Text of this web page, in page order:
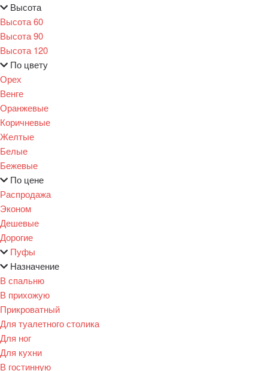
Высота
Высота 60
Высота 90
Высота 120
По цвету
Орех
Венге
Оранжевые
Коричневые
Желтые
Белые
Бежевые
По цене
Распродажа
Эконом
Дешевые
Дорогие
Пуфы
Назначение
В спальню
В прихожую
Прикроватный
Для туалетного столика
Для ног
Для кухни
В гостинную